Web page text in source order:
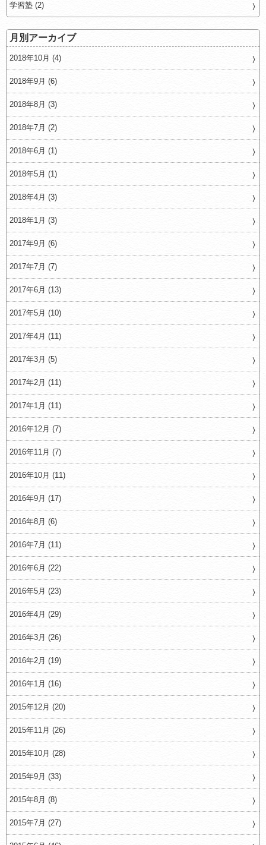
学習塾 (2)
月別アーカイブ
2018年10月 (4)
2018年9月 (6)
2018年8月 (3)
2018年7月 (2)
2018年6月 (1)
2018年5月 (1)
2018年4月 (3)
2018年1月 (3)
2017年9月 (6)
2017年7月 (7)
2017年6月 (13)
2017年5月 (10)
2017年4月 (11)
2017年3月 (5)
2017年2月 (11)
2017年1月 (11)
2016年12月 (7)
2016年11月 (7)
2016年10月 (11)
2016年9月 (17)
2016年8月 (6)
2016年7月 (11)
2016年6月 (22)
2016年5月 (23)
2016年4月 (29)
2016年3月 (26)
2016年2月 (19)
2016年1月 (16)
2015年12月 (20)
2015年11月 (26)
2015年10月 (28)
2015年9月 (33)
2015年8月 (8)
2015年7月 (27)